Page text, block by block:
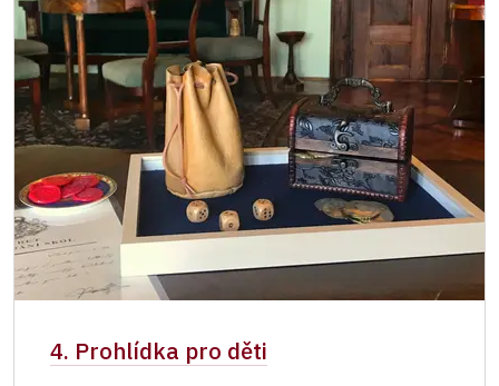
4. Prohlídka pro děti